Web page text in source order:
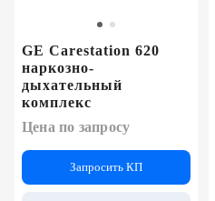
GE Carestation 620
наркозно-
дыхательный
комплекс
Цена по запросу
Запросить КП